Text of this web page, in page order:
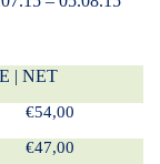
| NET
€54,00
€47,00